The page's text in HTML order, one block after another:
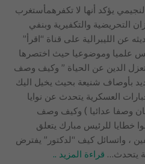
يؤكد أنها لا تكفرهمأستغرب
التحريضية والتكفيرية وبنفي
عن الليبرالية على قناة “اقرأ”
علميا وموضوعيا حيث اختصرها
الدين عن الحياة ” وكيف وصف
بأوصاف شنيعة بحيث يخيل اليك
العسكرية يتحدث عن نوايا
وصفا عدائيا ) وكيف وصف
خطايا للرئيس مبارك يتعلق
، واتسائل كيف “لدكتور” يفترض
يتحدث… قراءة المزيد ..